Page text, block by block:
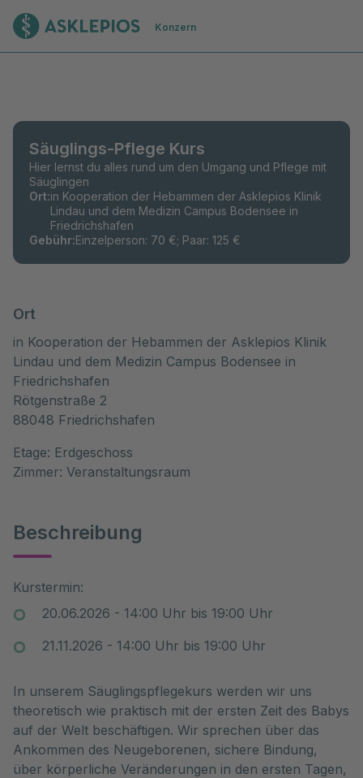
Zur Startseite
Konzern
Säuglings-Pflege Kurs
Hier lernst du alles rund um den Umgang und Pflege mit
Säuglingen
Ort:in Kooperation der Hebammen der Asklepios Klinik
Lindau und dem Medizin Campus Bodensee in
Friedrichshafen
Gebühr:Einzelperson: 70 €; Paar: 125 €
Ort
in Kooperation der Hebammen der Asklepios Klinik
Lindau und dem Medizin Campus Bodensee in
Friedrichshafen
Rötgenstraße 2
88048 Friedrichshafen
Etage: Erdgeschoss
Zimmer: Veranstaltungsraum
Beschreibung
Kurstermin:
20.06.2026 - 14:00 Uhr bis 19:00 Uhr
21.11.2026 - 14:00 Uhr bis 19:00 Uhr
In unserem Säuglingspflegekurs werden wir uns
theoretisch wie praktisch mit der ersten Zeit des Babys
auf der Welt beschäftigen. Wir sprechen über das
Ankommen des Neugeborenen, sichere Bindung,
über körperliche Veränderungen in den ersten Tagen,